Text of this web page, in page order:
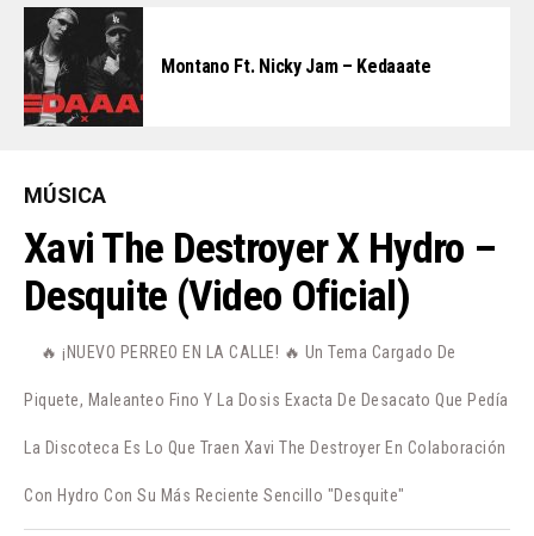
Montano Ft. Nicky Jam – Kedaaate
MÚSICA
Xavi The Destroyer X Hydro –
Desquite (Video Oficial)
🔥 ¡NUEVO PERREO EN LA CALLE! 🔥 Un Tema Cargado De
Piquete, Maleanteo Fino Y La Dosis Exacta De Desacato Que Pedía
La Discoteca Es Lo Que Traen Xavi The Destroyer En Colaboración
Con Hydro Con Su Más Reciente Sencillo "Desquite"